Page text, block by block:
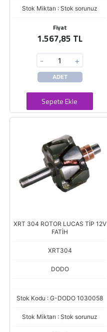
Stok Miktarı : Stok sorunuz
Fiyat
1.567,85 TL
- +
ADET
Sepete Ekle
XRT 304 ROTOR LUCAS TİP 12V
FATİH
XRT304
DODO
Stok Kodu : G-DODO 1030058
Stok Miktarı : Stok sorunuz